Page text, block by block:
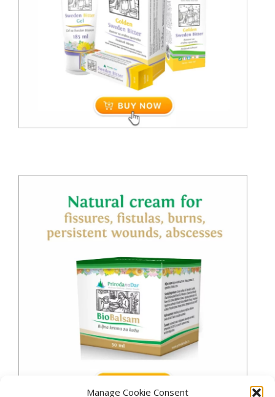
Manage Cookie Consent